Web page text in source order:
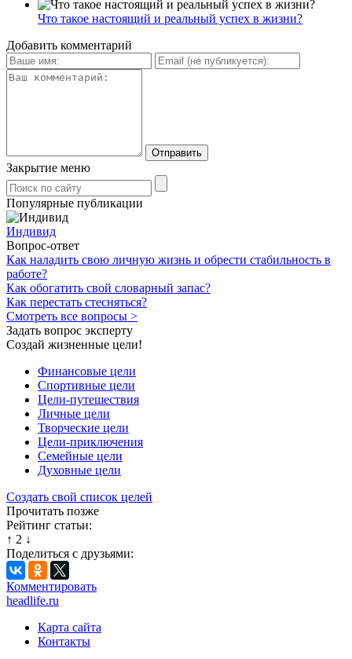
Что такое настоящий и реальный успех в жизни?
Добавить комментарий
Закрытие меню
Популярные публикации
Индивид
Вопрос-ответ
Как наладить свою личную жизнь и обрести стабильность в
работе?
Как обогатить свой словарный запас?
Как перестать стесняться?
Смотреть все вопросы >
Задать вопрос эксперту
Создай жизненные цели!
Финансовые цели
Спортивные цели
Цели-путешествия
Личные цели
Творческие цели
Цели-приключения
Семейные цели
Духовные цели
Создать свой список целей
Прочитать позже
Рейтинг статьи:
↑ 2 ↓
Поделиться с друзьями:
Комментировать
headlife.ru
Карта сайта
Контакты